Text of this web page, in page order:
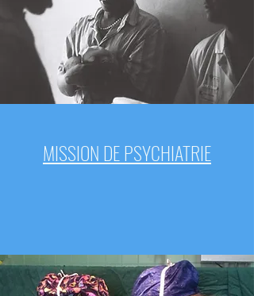
MISSION DE PSYCHIATRIE